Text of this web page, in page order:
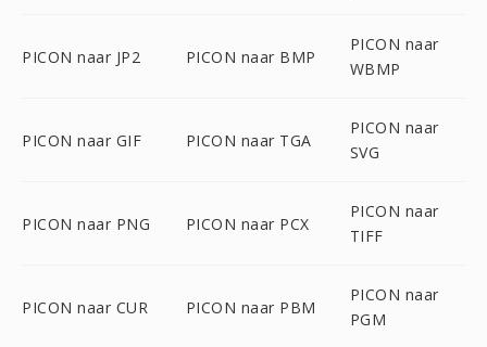
PICON naar JP2 PICON naar BMP
PICON naar
WBMP
PICON naar GIF PICON naar TGA
PICON naar
SVG
PICON naar PNG PICON naar PCX
PICON naar
TIFF
PICON naar CUR PICON naar PBM
PICON naar
PGM